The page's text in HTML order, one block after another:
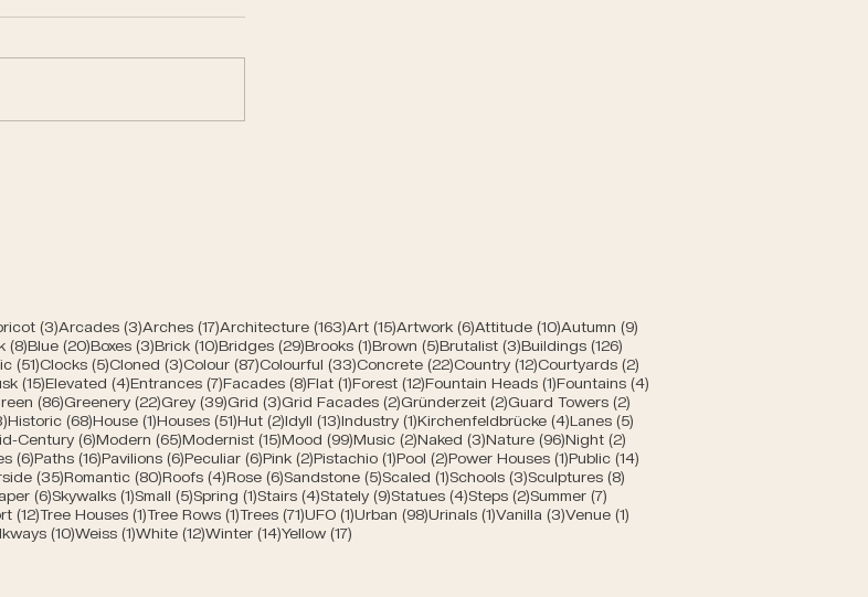
Beiträge
(3)3 Beiträge
Arcades (3)3 Beiträge
Arches (17)17 Beiträge
Architecture (163)163 Beiträge
Art (15)15 Beiträge
Artwork (6)6 Beiträge
Attitude (10)10 Beiträge
Autumn (9)9 Beiträge
(8)8 Beiträge
Blue (20)20 Beiträge
Boxes (3)3 Beiträge
Brick (10)10 Beiträge
Bridges (29)29 Beiträge
Brooks (1)1 Beitrag
Brown (5)5 Beiträge
Brutalist (3)3 Beiträge
Buildings (126)126 Beiträge
(51)51 Beiträge
Clocks (5)5 Beiträge
Cloned (3)3 Beiträge
Colour (87)87 Beiträge
Colourful (33)33 Beiträge
Concrete (22)22 Beiträge
Country (12)12 Beiträge
Courtyards (2)
(15)15 Beiträge
Elevated (4)4 Beiträge
Entrances (7)7 Beiträge
Facades (8)8 Beiträge
Flat (1)1 Beitrag
Forest (12)12 Beiträge
Fountain Heads (1)1 Beitrag
Fountains (4)4 Beiträge
(86)86 Beiträge
Greenery (22)22 Beiträge
Grey (39)39 Beiträge
Grid (3)3 Beiträge
Grid Facades (2)2 Beiträge
Gründerzeit (2)2 Beiträge
Guard Towers (2)
3 Beiträge
Historic (68)68 Beiträge
House (1)1 Beitrag
Houses (51)51 Beiträge
Hut (2)2 Beiträge
Idyll (13)13 Beiträge
Industry (1)1 Beitrag
Kirchenfeldbrücke (4)4 Beiträge
Lanes (5)
Century (6)6 Beiträge
Modern (65)65 Beiträge
Modernist (15)15 Beiträge
Mood (99)99 Beiträge
Music (2)2 Beiträge
Naked (3)3 Beiträge
Nature (96)96 Beiträge
Night (2)
(6)6 Beiträge
Paths (16)16 Beiträge
Pavilions (6)6 Beiträge
Peculiar (6)6 Beiträge
Pink (2)2 Beiträge
Pistachio (1)1 Beitrag
Pool (2)2 Beiträge
Power Houses (1)1 Beitrag
Public (14)
(35)35 Beiträge
Romantic (80)80 Beiträge
Roofs (4)4 Beiträge
Rose (6)6 Beiträge
Sandstone (5)5 Beiträge
Scaled (1)1 Beitrag
Schools (3)3 Beiträge
Sculptures (8)8 Beiträge
(6)6 Beiträge
Skywalks (1)1 Beitrag
Small (5)5 Beiträge
Spring (1)1 Beitrag
Stairs (4)4 Beiträge
Stately (9)9 Beiträge
Statues (4)4 Beiträge
Steps (2)2 Beiträge
Summer (7)7 Beiträge
(12)12 Beiträge
Tree Houses (1)1 Beitrag
Tree Rows (1)1 Beitrag
Trees (71)71 Beiträge
UFO (1)1 Beitrag
Urban (98)98 Beiträge
Urinals (1)1 Beitrag
Vanilla (3)3 Beiträge
Venue (1)1 Beitrag
(10)10 Beiträge
Weiss (1)1 Beitrag
White (12)12 Beiträge
Winter (14)14 Beiträge
Yellow (17)17 Beiträge